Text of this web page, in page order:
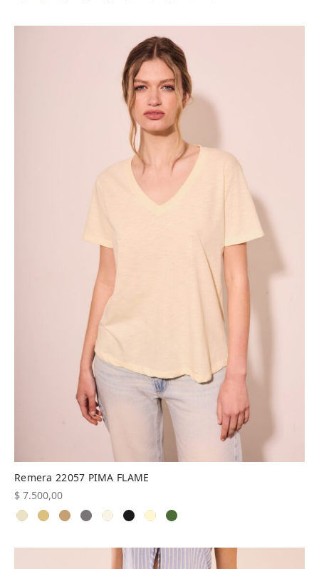
Remera 22057 PIMA FLAME
$ 7.500,00